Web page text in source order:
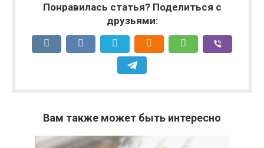
Понравилась статья? Поделиться с
друзьями:
Вам также может быть интересно